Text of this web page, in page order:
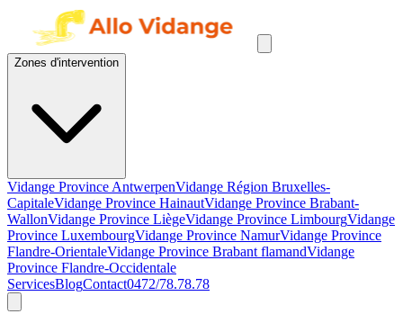
Zones d'intervention
Vidange Province AntwerpenVidange Région Bruxelles-
CapitaleVidange Province HainautVidange Province Brabant-
WallonVidange Province LiègeVidange Province LimbourgVidange
Province LuxembourgVidange Province NamurVidange Province
Flandre-OrientaleVidange Province Brabant flamandVidange
Province Flandre-Occidentale
ServicesBlogContact0472/78.78.78